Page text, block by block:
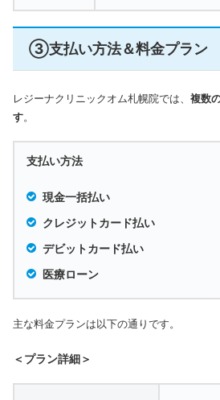
③支払い方法＆料金プラン
レジーナクリニックオム札幌院では、 複数
す。
支払い方法
現金一括払い
クレジットカード払い
デビットカード払い
医療ローン
主な料金プランは以下の通りです。
＜プラン詳細＞